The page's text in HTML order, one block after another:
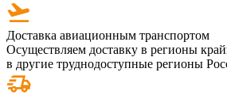
Доставка авиационным транспортом
Осуществляем доставку в регионы
в другие труднодоступные регионы